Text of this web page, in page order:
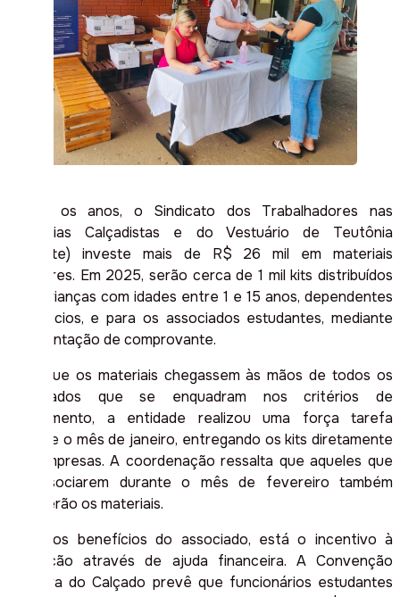
Todos os anos, o Sindicato dos Trabalhadores nas
Indústrias Calçadistas e do Vestuário de Teutônia
(Siticalte) investe mais de R$ 26 mil em materiais
escolares. Em 2025, serão cerca de 1 mil kits distribuídos
para crianças com idades entre 1 e 15 anos, dependentes
dos sócios, e para os associados estudantes, mediante
apresentação de comprovante.
Para que os materiais chegassem às mãos de todos os
associados que se enquadram nos critérios de
recebimento, a entidade realizou uma força tarefa
durante o mês de janeiro, entregando os kits diretamente
nas empresas. A coordenação ressalta que aqueles que
se associarem durante o mês de fevereiro também
receberão os materiais.
Entre os benefícios do associado, está o incentivo à
educação através de ajuda financeira. A Convenção
Coletiva do Calçado prevê que funcionários estudantes